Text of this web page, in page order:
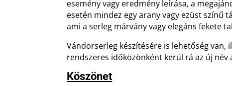
esemény vagy eredmény leírása, a
esetén mindez egy arany vagy ezüst színű
ami a serleg márvány vagy elegáns fekete
Vándorserleg készítésére is lehetőség van,
rendszeres időközönként kerül rá az új név
Köszönet